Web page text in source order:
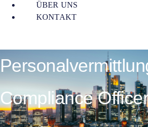
ÜBER UNS
KONTAKT
Compliance